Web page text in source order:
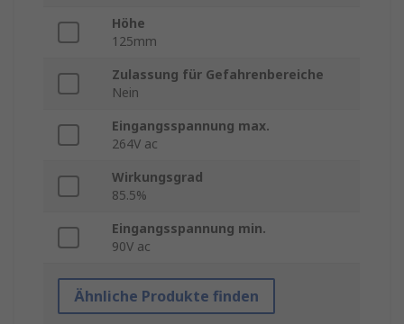
Höhe
125mm
Zulassung für Gefahrenbereiche
Nein
Eingangsspannung max.
264V ac
Wirkungsgrad
85.5%
Eingangsspannung min.
90V ac
Ähnliche Produkte finden